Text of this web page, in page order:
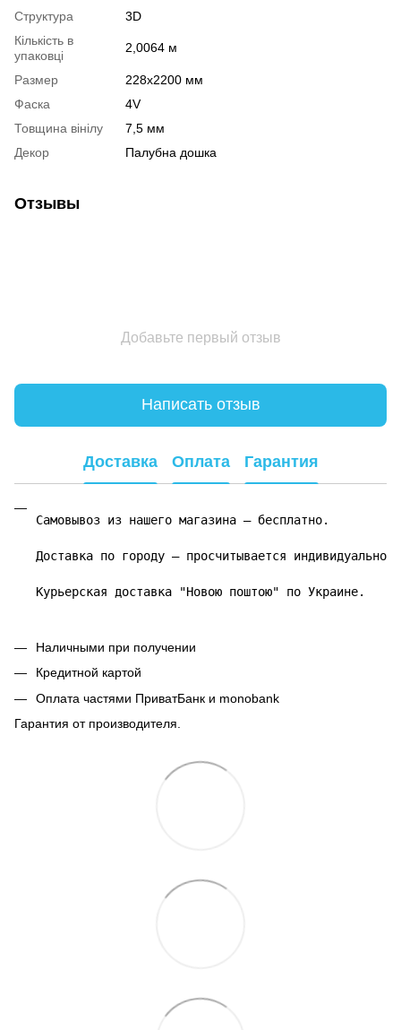
Структура
3D
Кількість в
упаковці
2,0064 м
Размер
228х2200 мм
Фаска
4V
Товщина вінілу
7,5 мм
Декор
Палубна дошка
Отзывы
Добавьте первый отзыв
Написать отзыв
Доставка Оплата Гарантия
Самовывоз из нашего магазина – бесплатно.
Доставка по городу – просчитывается индивидуально.
Курьерская доставка "Новою поштою" по Украине.
Наличными при получении
Кредитной картой
Оплата частями ПриватБанк и monobank
Гарантия от производителя.